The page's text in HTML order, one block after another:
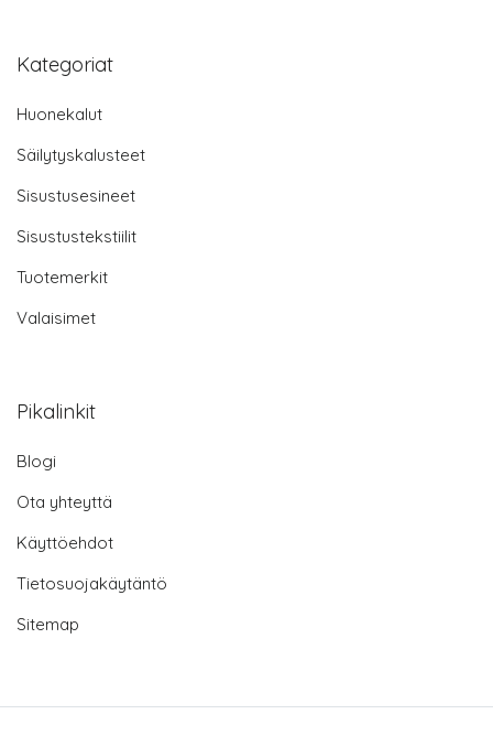
Kategoriat
Huonekalut
Säilytyskalusteet
Sisustusesineet
Sisustustekstiilit
Tuotemerkit
Valaisimet
Pikalinkit
Blogi
Ota yhteyttä
Käyttöehdot
Tietosuojakäytäntö
Sitemap